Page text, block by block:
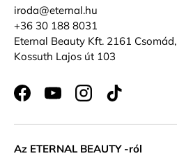
iroda@eternal.hu
+36 30 188 8031
Eternal Beauty Kft. 2161 Csomád,
Kossuth Lajos út 103
FacebookYouTubeInstagramTikTok
Az ETERNAL BEAUTY -ról